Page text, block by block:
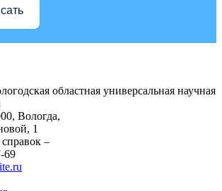
областная универсальная научная
Вологда,
1
–
69